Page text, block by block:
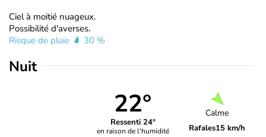
Ciel à moitié nuageux.
Possibilité d'averses.
Risque de pluie
30 %
Nuit
22°
Ressenti 24°
en raison de l'humidité
Calme
Rafales15 km/h